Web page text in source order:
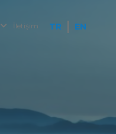
TR EN
İletişim